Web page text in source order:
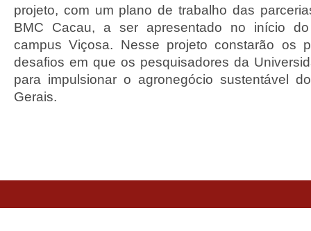
projeto, com um plano de trabalho das
BMC Cacau, a ser apresentado no início
campus Viçosa. Nesse projeto constarão os
desafios em que os pesquisadores da
para impulsionar o agronegócio sustentável
Gerais.